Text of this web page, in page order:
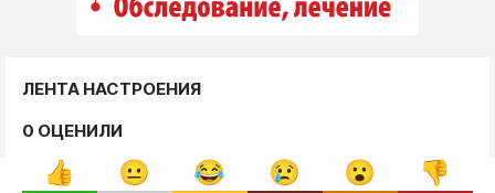
ЛЕНТА НАСТРОЕНИЯ
0 ОЦЕНИЛИ